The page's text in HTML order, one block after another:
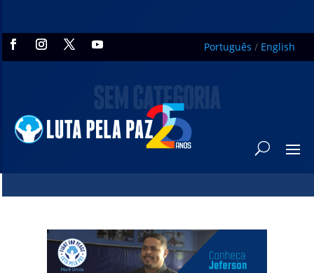
Português / English
SEM CATEGORIA